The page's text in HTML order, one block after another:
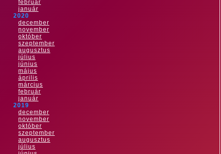
február
január
2020
december
november
október
szeptember
augusztus
július
június
május
április
március
február
január
2019
december
november
október
szeptember
augusztus
július